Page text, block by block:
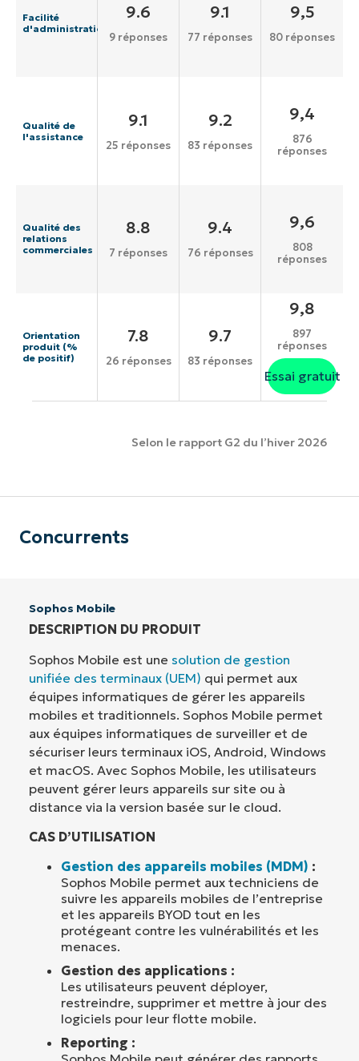
Facilité
d'administration
9.6
9 réponses
9.1
77 réponses
9,5
80 réponses
Qualité de
l'assistance
9.1
25 réponses
9.2
83 réponses
9,4
876
réponses
Qualité des
relations
commerciales
8.8
7 réponses
9.4
76 réponses
9,6
808
réponses
Orientation
produit (%
de positif)
7.8
26 réponses
9.7
83 réponses
9,8
897
réponses
Essai gratuit
Selon le rapport G2 du l’hiver 2026
Concurrents
Sophos Mobile
DESCRIPTION DU PRODUIT
Sophos Mobile est une solution de gestion
unifiée des terminaux (UEM) qui permet aux
équipes informatiques de gérer les appareils
mobiles et traditionnels. Sophos Mobile permet
aux équipes informatiques de surveiller et de
sécuriser leurs terminaux iOS, Android, Windows
et macOS. Avec Sophos Mobile, les utilisateurs
peuvent gérer leurs appareils sur site ou à
distance via la version basée sur le cloud.
CAS D’UTILISATION
Gestion des appareils mobiles (MDM) :
Sophos Mobile permet aux techniciens de
suivre les appareils mobiles de l’entreprise
et les appareils BYOD tout en les
protégeant contre les vulnérabilités et les
menaces.
Gestion des applications :
Les utilisateurs peuvent déployer,
restreindre, supprimer et mettre à jour des
logiciels pour leur flotte mobile.
Reporting :